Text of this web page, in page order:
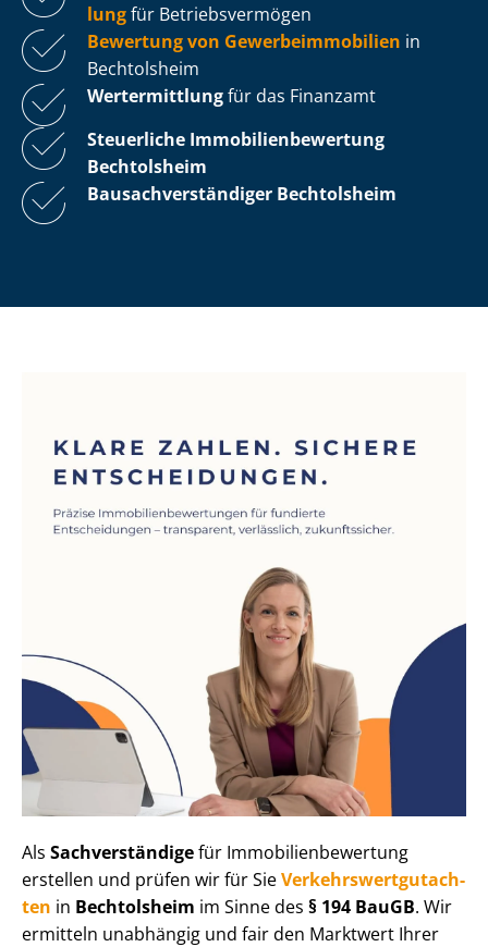
lungfür Be­triebs­ver­mö­gen
Bewertung von Ge­wer­be­im­mo­bi­li­en in
Bechtolsheim
Wertermittlungfür das Finanzamt
Steuerliche Im­mo­bi­li­en­be­wer­tung
Bechtolsheim
Bau­sach­ver­stän­di­ger Bechtolsheim
Als Sachverständigefür Im­mo­bi­li­en­be­wer­tung
erstellen und prüfen wir für SieVer­kehrs­wert­gut­ach­
ten in Bechtolsheim im Sinne des § 194 BauGB. Wir
ermitteln unabhängig und fair den Marktwert Ihrer